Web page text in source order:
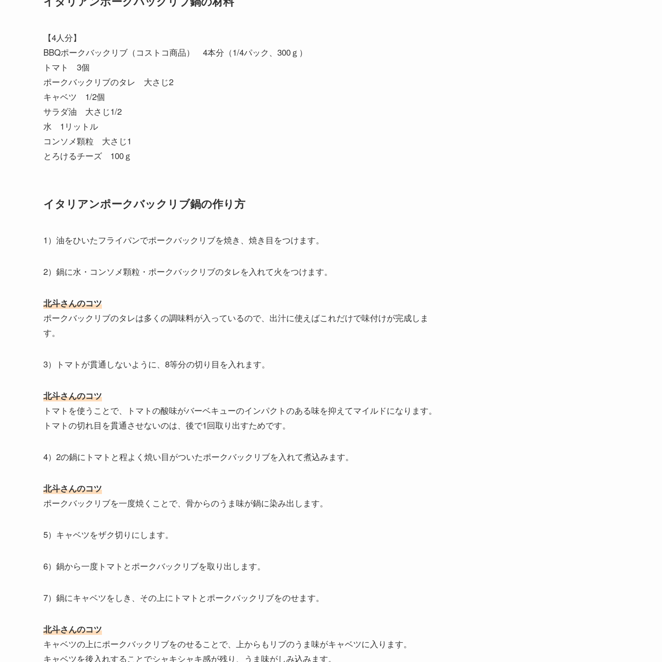
【4人分】
BBQポークバックリブ（コストコ商品） 4本分（1/4パック、300ｇ）
トマト 3個
ポークバックリブのタレ 大さじ2
キャベツ 1/2個
サラダ油 大さじ1/2
水 1リットル
コンソメ顆粒 大さじ1
とろけるチーズ 100ｇ
イタリアンポークバックリブ鍋の作り方
1）油をひいたフライパンでポークバックリブを焼き、焼き目をつけます。
2）鍋に水・コンソメ顆粒・ポークバックリブのタレを入れて火をつけます。
北斗さんのコツ
ポークバックリブのタレは多くの調味料が入っているので、出汁に使えばこれだけで味付けが完成しま
す。
3）トマトが貫通しないように、8等分の切り目を入れます。
北斗さんのコツ
トマトを使うことで、トマトの酸味がバーベキューのインパクトのある味を抑えてマイルドになります。
トマトの切れ目を貫通させないのは、後で1回取り出すためです。
4）2の鍋にトマトと程よく焼い目がついたポークバックリブを入れて煮込みます。
北斗さんのコツ
ポークバックリブを一度焼くことで、骨からのうま味が鍋に染み出します。
5）キャベツをザク切りにします。
6）鍋から一度トマトとポークバックリブを取り出します。
7）鍋にキャベツをしき、その上にトマトとポークバックリブをのせます。
北斗さんのコツ
キャベツの上にポークバックリブをのせることで、上からもリブのうま味がキャベツに入ります。
キャベツを後入れすることでシャキシャキ感が残り、うま味がしみ込みます。